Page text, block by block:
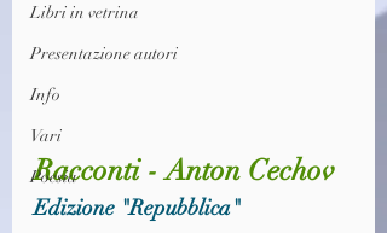
Libri in vetrina
Presentazione autori
Info
Vari
Poesia
Racconti - Anton Cechov
Edizione "Repubblica"